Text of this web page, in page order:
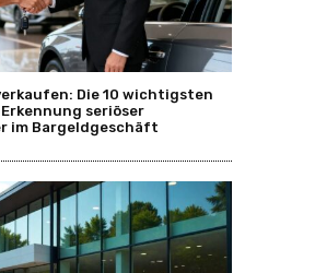
Die 10 wichtigsten
seriöser
im Bargeldgeschäft